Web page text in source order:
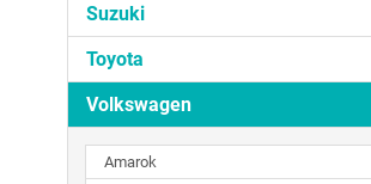
Suzuki
Toyota
Volkswagen
Amarok